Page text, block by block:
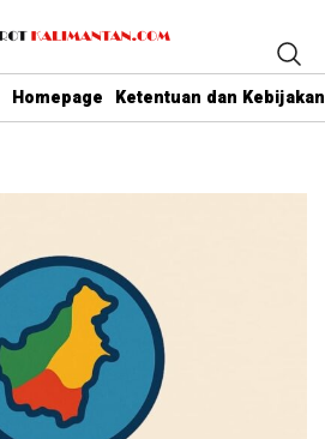
Homepage Ketentuan dan